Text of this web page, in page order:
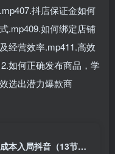
抖店保证金如何
.mp409.如何绑定店铺
经营效率.mp411.高效
如何正确发布商品，学
选出潜力爆款商
抖音商品卡实战课，从商城开始，低成本入局抖音（13节课）